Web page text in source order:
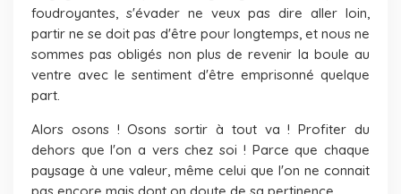
foudroyantes, s'évader ne veux pas dire aller loin,
partir ne se doit pas d'être pour longtemps, et nous ne
sommes pas obligés non plus de revenir la boule au
ventre avec le sentiment d'être emprisonné quelque
part.
Alors osons ! Osons sortir à tout va ! Profiter du
dehors que l'on a vers chez soi ! Parce que chaque
paysage à une valeur, même celui que l'on ne connait
pas encore mais dont on doute de sa pertinence.